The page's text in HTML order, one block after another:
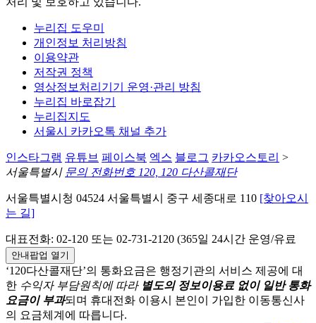
누리집 도우미
개인정보 처리방침
이용약관
저작권 정책
영상정보처리기기 운영·관리 방침
누리집 바로잡기
누리집지도
서울시 카카오톡 채널 추가
인스타그램 유튜브 페이스북 엑스 블로그 카카오스토리 >
서울특별시 문의 전화번호 120, 120 다산콜재단
서울특별시청 04524 서울특별시 중구 세종대로 110 [찾아오시
는 길]
대표전화: 02-120 또는 02-731-2120 (365일 24시간 운영/유료
안내팝업 열기
‘120다산콜재단’의 통화요금은 행정기관의 서비스 제공에 대
한 수익자 부담원칙에 따라 별도의 정보이용료 없이 일반 통화
요금이 부과되며 휴대전화 이용시 본인이 가입한 이동통신사
의 요금체계에 따릅니다.